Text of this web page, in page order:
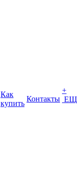
Как
купить
Контакты
+